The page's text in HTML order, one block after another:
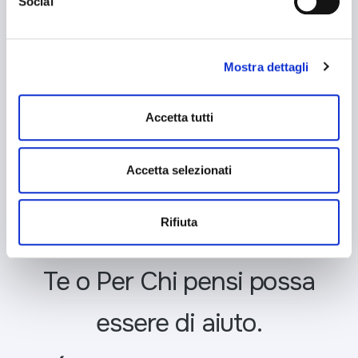
esprimere le preferenze sui singoli cookie. Chiudendo questo
mantenendo le impostazioni di default (solo cookie tecnici
attivi).
Mostra dettagli
Accetta tutti
Accetta selezionati
Rifiuta
Contatta il numero Per
Te o Per Chi pensi possa
essere di aiuto.